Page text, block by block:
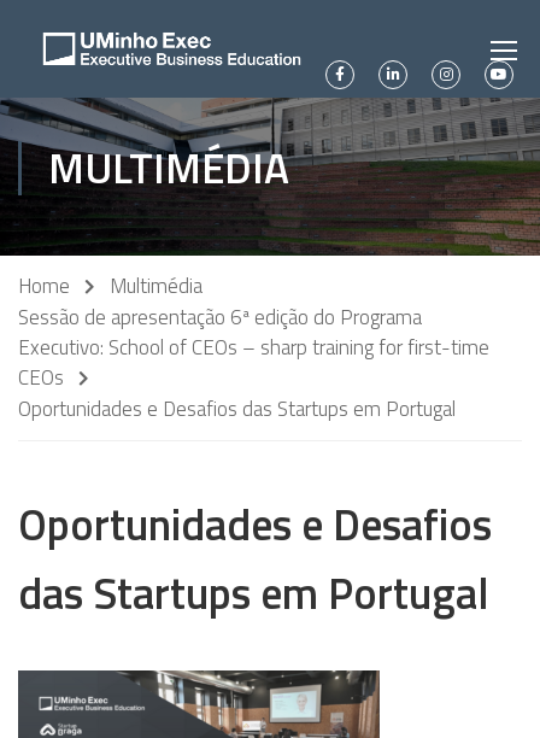
MULTIMÉDIA
Home
Multimédia
Sessão de apresentação 6ª edição do Programa
Executivo: School of CEOs – sharp training for first-time
CEOs
Oportunidades e Desafios das Startups em Portugal
Oportunidades e Desafios
das Startups em Portugal